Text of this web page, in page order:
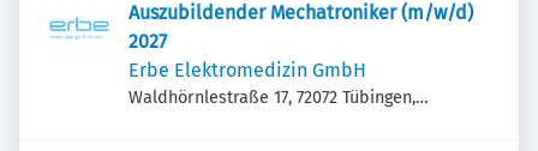
Auszubildender Mechatroniker (m/w/d)
2027
Erbe Elektromedizin GmbH
Waldhörnlestraße 17, 72072 Tübingen,